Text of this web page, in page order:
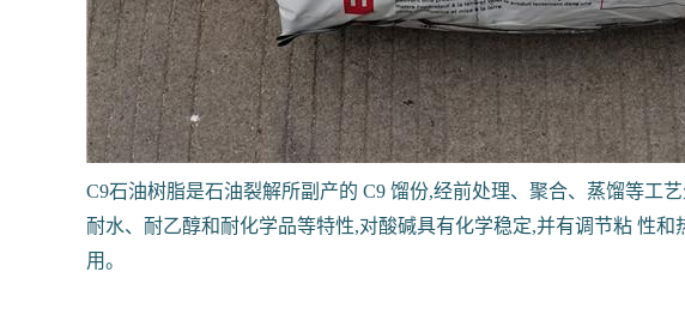
C9石油树脂是石油裂解所副产的 C9 馏份,经前处理、聚合、蒸馏等工
耐水、耐乙醇和耐化学品等特性,对酸碱具有化学稳定,并有调节粘 性
用。